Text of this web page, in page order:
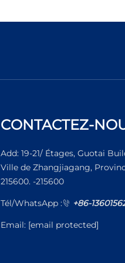
CONTACTEZ-
Add: 19-21/ Étages, Guotai
Ville de Zhangjiagang,
215600. -215600
Tél/WhatsApp : +86-
Email: [email protected]